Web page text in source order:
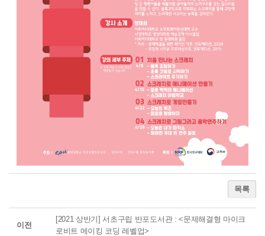
목록
이전
[2021 상반기] 서초구립 반포도서관 : <문제해결형 마이크
로비트 메이킹 코딩 레벨업>